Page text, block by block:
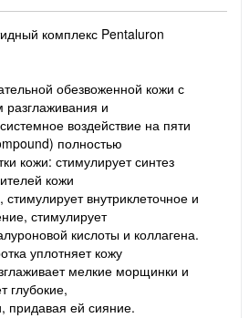
комплекс Pentaluron
обезвоженной кожи с
и
воздействие на пяти
полностью
кожи: стимулирует синтез
кожи
стимулирует внутриклеточное и
стимулирует
кислоты и коллагена.
уплотняет кожу
мелкие морщинки и
глубокие,
придавая ей сияние.